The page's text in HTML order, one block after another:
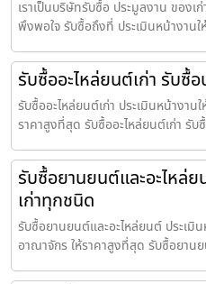
เราเป็นบริษัทรับซื้อ ประมูลงาน ของ
พึงพอใจ รับซื้อถึงที่ ประเมินหน้างาน
รับซื้ออะไหล่ยนต์เก่า รับซื้
รับซื้ออะไหล่ยนต์เก่า ประเมินหน้างา
ราคาสูงที่สุด รับซื้ออะไหล่ยนต์เก่า รับ
รับซื้อยานยนต์และอะไหล่
เก่าทุกชนิด
รับซื้อยานยนต์และอะไหล่ยนต์ ประเมิ
อาณาจักร ให้ราคาสูงที่สุด รับซื้อยาน